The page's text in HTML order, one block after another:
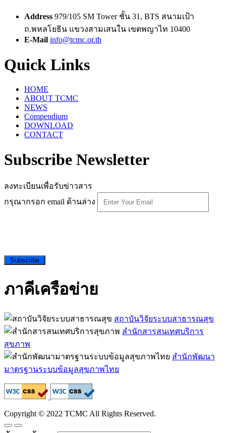
Address 979/105 SM Tower ชั้น 31, BTS สนามเป้า
ถ.พหลโยธิน แขวงสามเสนใน เขตพญาไท 10400
E-Mail info@tcmc.or.th
Quick Links
HOME
ABOUT TCMC
NEWS
Compendium
DOWNLOAD
CONTACT
Subscribe Newsletter
ลงทะเบียนเพื่อรับข่าวสาร
กรุณากรอก email ด้านล่าง
Subscribe
ภาคีเครือข่าย
สถาบันวิจัยระบบสาธารณสุข
สำนักสารสนเทศบริการ
สุขภาพ
สำนักพัฒนา
มาตรฐานระบบข้อมูลสุขภาพไทย
Copyright © 2022 TCMC All Rights Reserved.